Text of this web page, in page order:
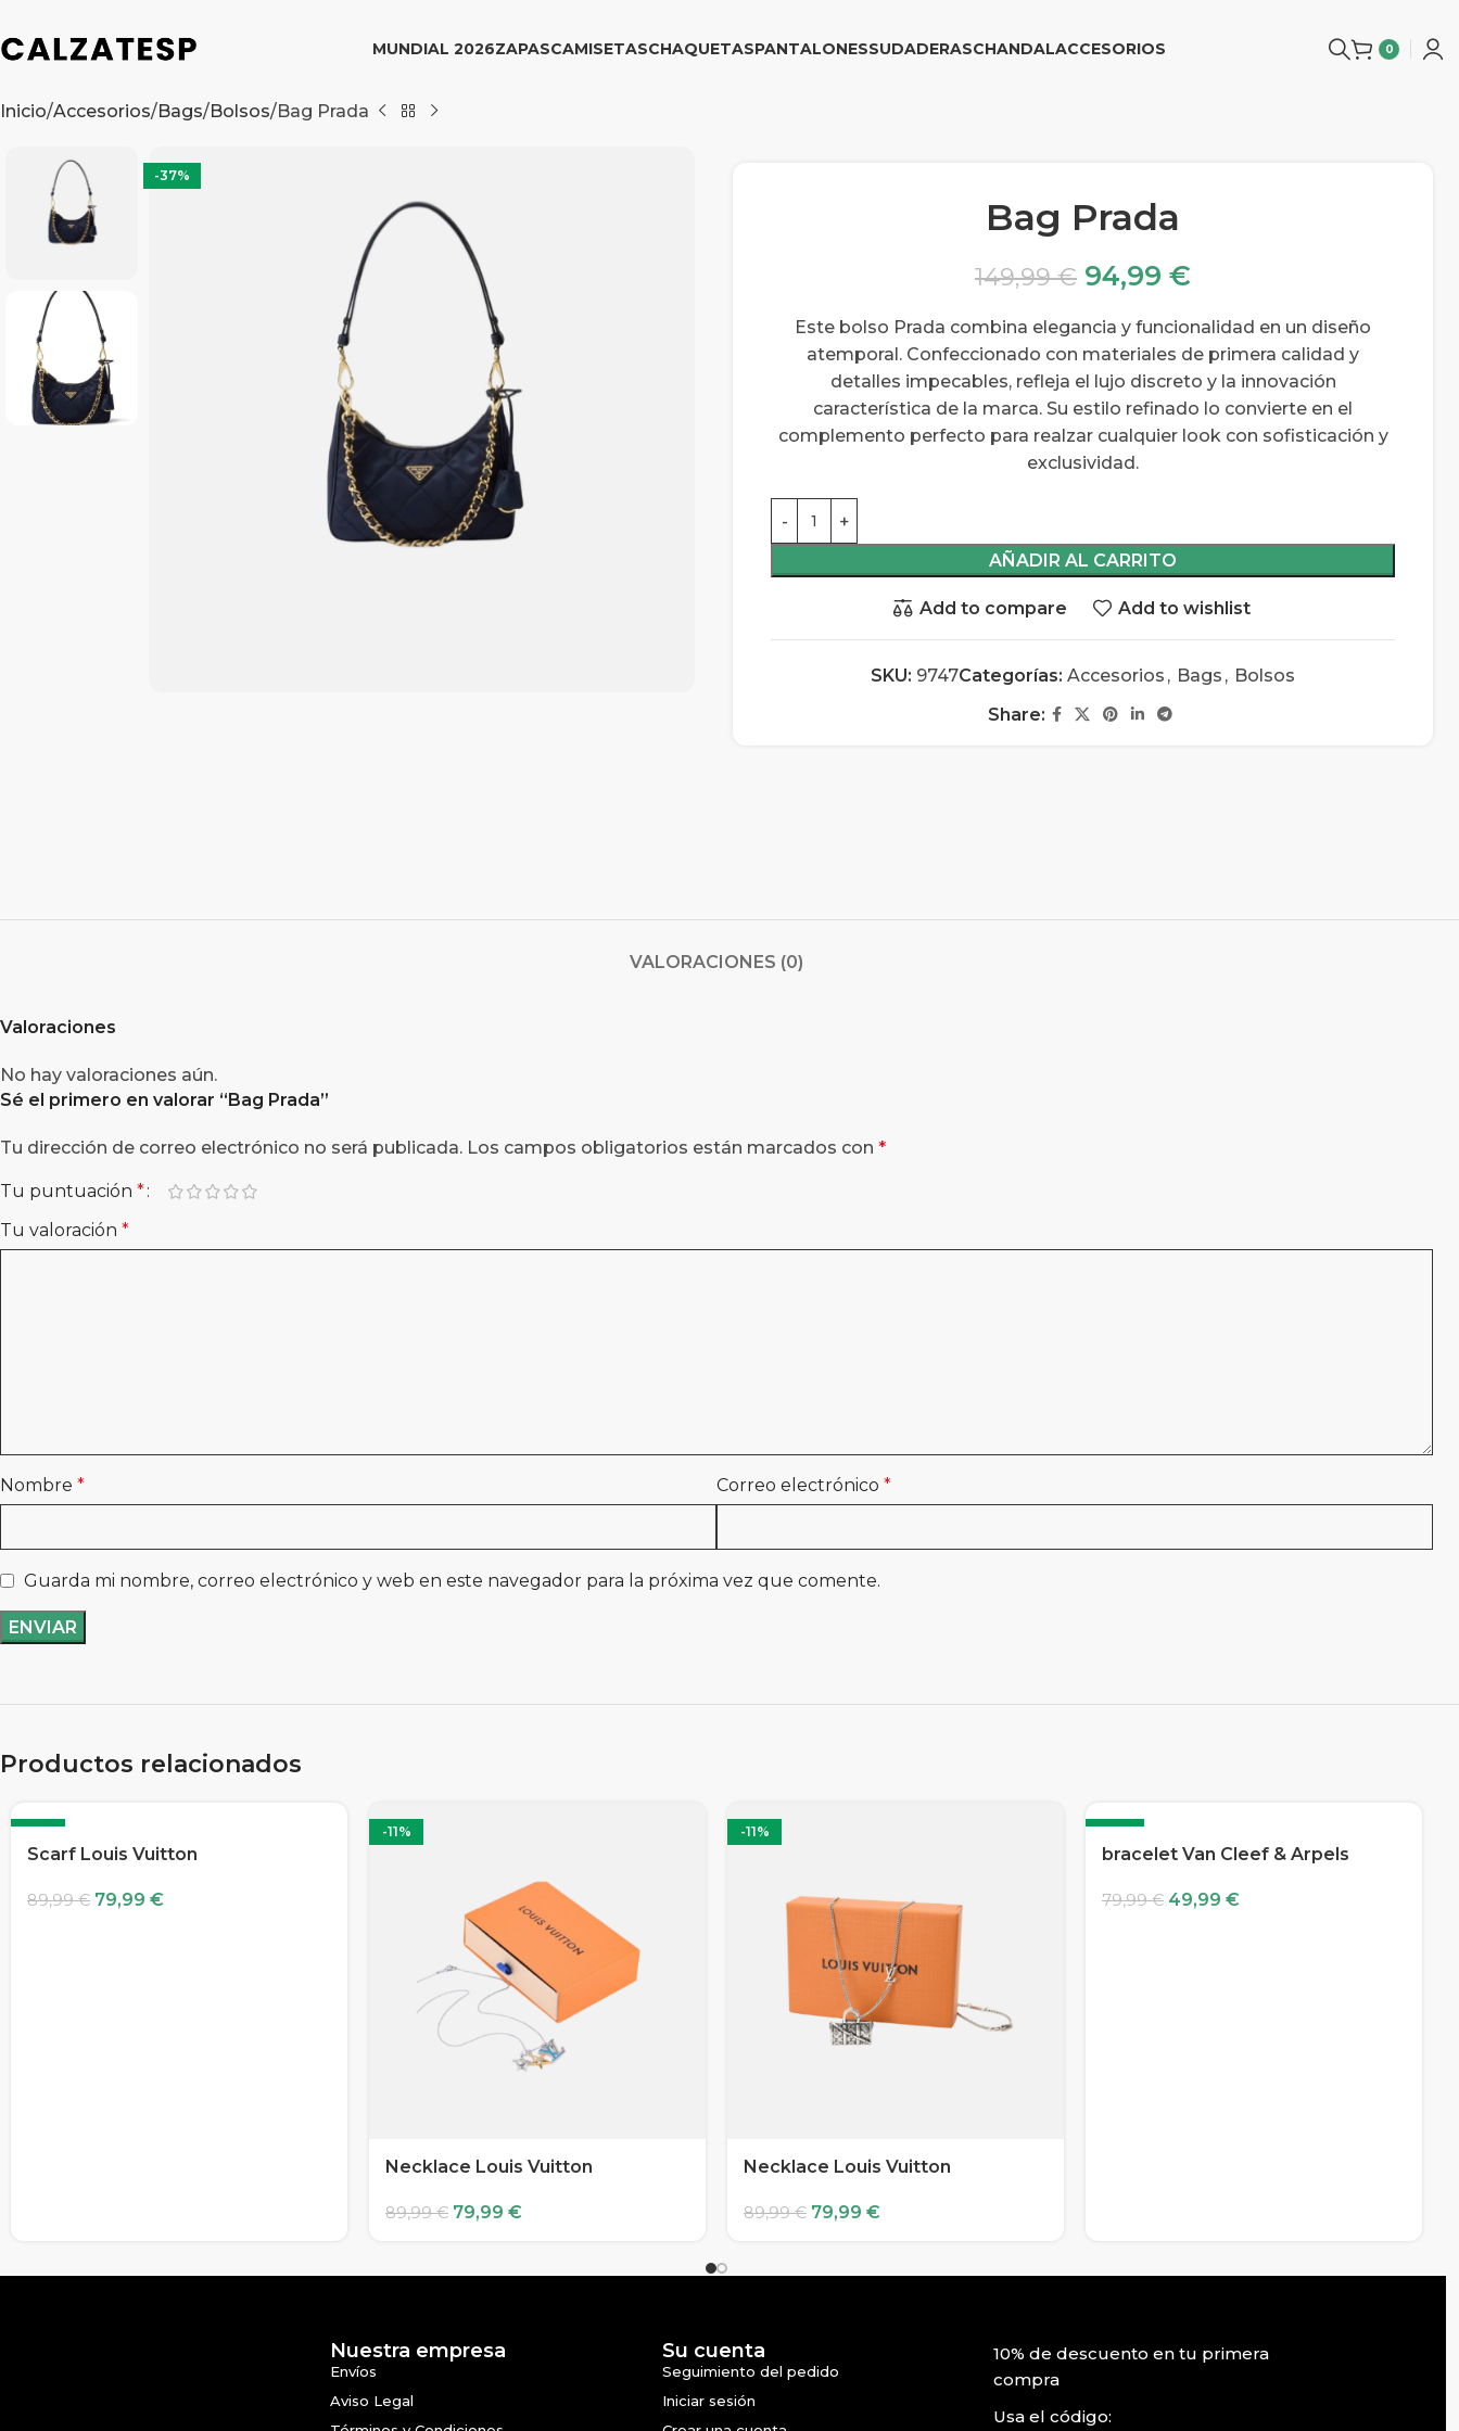
MUNDIAL 2026ZAPASCAMISETASCHAQUETASPANTALONESSUDADERASCHANDALACCESORIOS 0
Inicio Accesorios Bags Bolsos Bag Prada
-37%
Bag Prada
149,99€ 94,99 €
Este bolso Prada combina elegancia y funcionalidad en un diseño
atemporal. Confeccionado con materiales de primera calidad y
detalles impecables, refleja el lujo discreto y la innovación
característica de la marca. Su estilo refinado lo convierte en el
complemento perfecto para realzar cualquier look con sofisticación y
exclusividad.
AÑADIR AL CARRITO
Add to compare Add to wishlist
SKU: 9747Categorías: Accesorios , Bags , Bolsos
Share:
VALORACIONES (0)
Valoraciones
No hay valoraciones aún.
Sé el primero en valorar “Bag Prada”
Tu dirección de correo electrónico no será publicada. Los campos obligatorios están marcados con *
Tu puntuación *
Tu valoración *
Nombre * Correo electrónico *
Guarda mi nombre, correo electrónico y web en este navegador para la próxima vez que comente.
Productos relacionados
-11%
Scarf Louis Vuitton
89,99€ 79,99 €
-11%
Necklace Louis Vuitton
89,99€ 79,99 €
-11%
Necklace Louis Vuitton
89,99€ 79,99 €
-38%
bracelet Van Cleef & Arpels
79,99€ 49,99 €
Nuestra empresa
Envíos
Aviso Legal
Su cuenta
Seguimiento del pedido
Iniciar sesión
10% de descuento en tu primera
compra
Usa el código: